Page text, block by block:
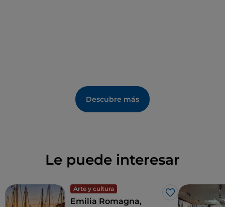
Descubre más
Le puede interesar
Arte y cultura
Me gusta
Emilia Romagna,